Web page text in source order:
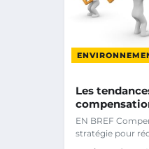
Les
EN BREF
stratégie pour
environnemental